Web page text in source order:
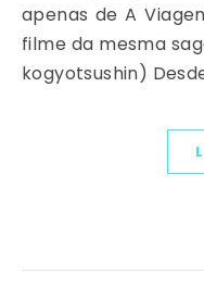
apenas de A
filme da mesma
kogyotsushin)